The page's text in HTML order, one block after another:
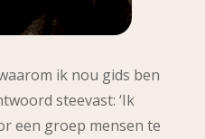
ik nou gids ben
steevast: ‘Ik
een groep mensen te